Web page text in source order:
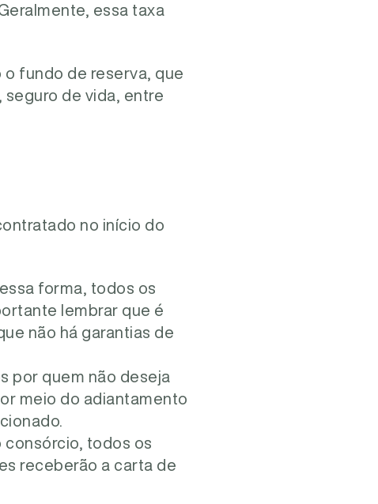
essa taxa
fundo de reserva, que
de vida, entre
no início do
forma, todos os
lembrar que é
não há garantias de
por quem não deseja
meio do adiantamento
consórcio, todos os
receberão a carta de